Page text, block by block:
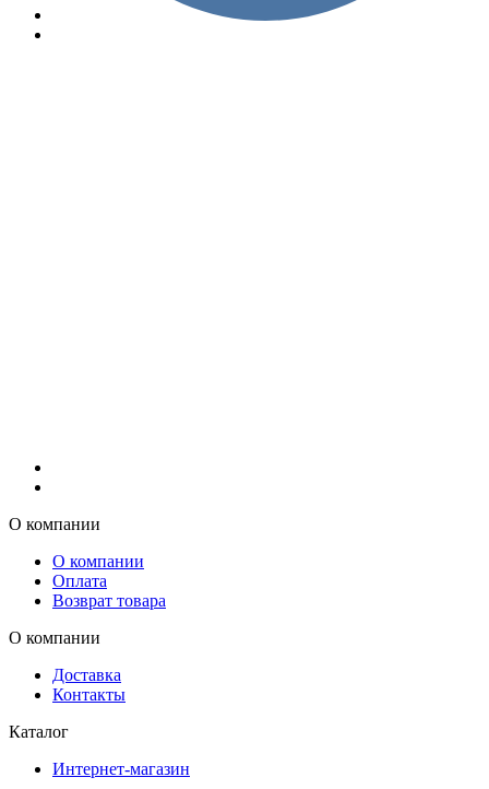
О компании
О компании
Оплата
Возврат товара
О компании
Доставка
Контакты
Каталог
Интернет-магазин